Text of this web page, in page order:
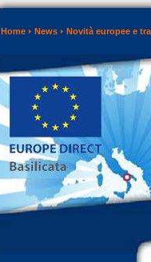
Home News Novità europee e